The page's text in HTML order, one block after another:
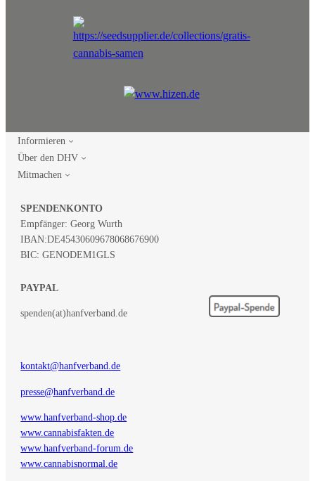
Informieren
Über den DHV
Mitmachen
SPENDENKONTO
Empfänger: Georg Wurth
IBAN:DE45430609678068676900
BIC: GENODEM1GLS
PAYPAL
spenden(at)hanfverband.de
kontakt@hanfverband.de
presse@hanfverband.de
www.hanfverband-shop.de
www.cannabisfakten.de
www.hanfverband-forum.de
www.cannabisnormal.de